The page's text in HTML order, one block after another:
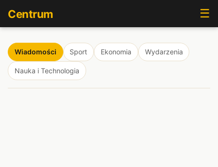
Centrum ☰
Wiadomości Sport Ekonomia Wydarzenia
Nauka i Technologia